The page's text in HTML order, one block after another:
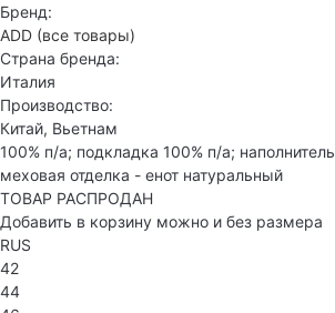
Бренд:
ADD (все товары)
Страна бренда:
Италия
Производство:
Китай, Вьетнам
100% п/а; подкладка 100% п/а;
меховая отделка - енот натуральный
ТОВАР РАСПРОДАН
Добавить в корзину можно и без размера
RUS
42
44